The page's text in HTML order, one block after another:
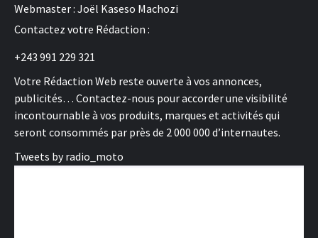
Webmaster : Joël Kaseso Machozi
Contactez votre Rédaction :
+243 991 229 321
Votre Rédaction Web reste ouverte à vos annonces,
publicités… Contactez-nous pour accorder une visibilité
incontournable à vos produits, marques et activités qui
seront consommés par près de 2 000 000 d’internautes.
Tweets by radio_moto